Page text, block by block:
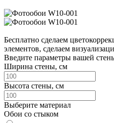
Бесплатно сделаем
элементов, сделаем
Введите параметры вашей
Ширина стены, см
Высота стены, см
Выберите материал
Обои со стыком